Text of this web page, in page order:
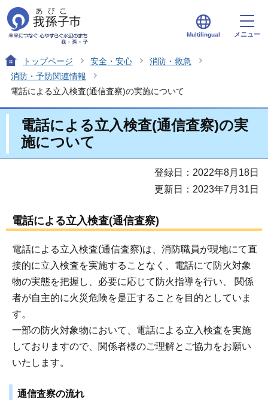
Multilingual メニュー
トップページ 安全・安心
消防・救急
消防・予防関連情報
電話による立入検査(通信査察)の実施について
電話による立入検査(通信査察)の実
施について
登録日：2022年8月18日
更新日：2023年7月31日
電話による立入検査(通信査察)
電話による立入検査(通信査察)は、消防職員が現地にて直
接的に立入検査を実施することなく、電話にて防火対象
物の実態を把握し、必要に応じて防火指導を行い、 関係
者が自主的に火災危険を是正することを目的としていま
す。
一部の防火対象物において、電話による立入検査を実施
しておりますので、関係者様のご理解とご協力をお願い
いたします。
通信査察の流れ